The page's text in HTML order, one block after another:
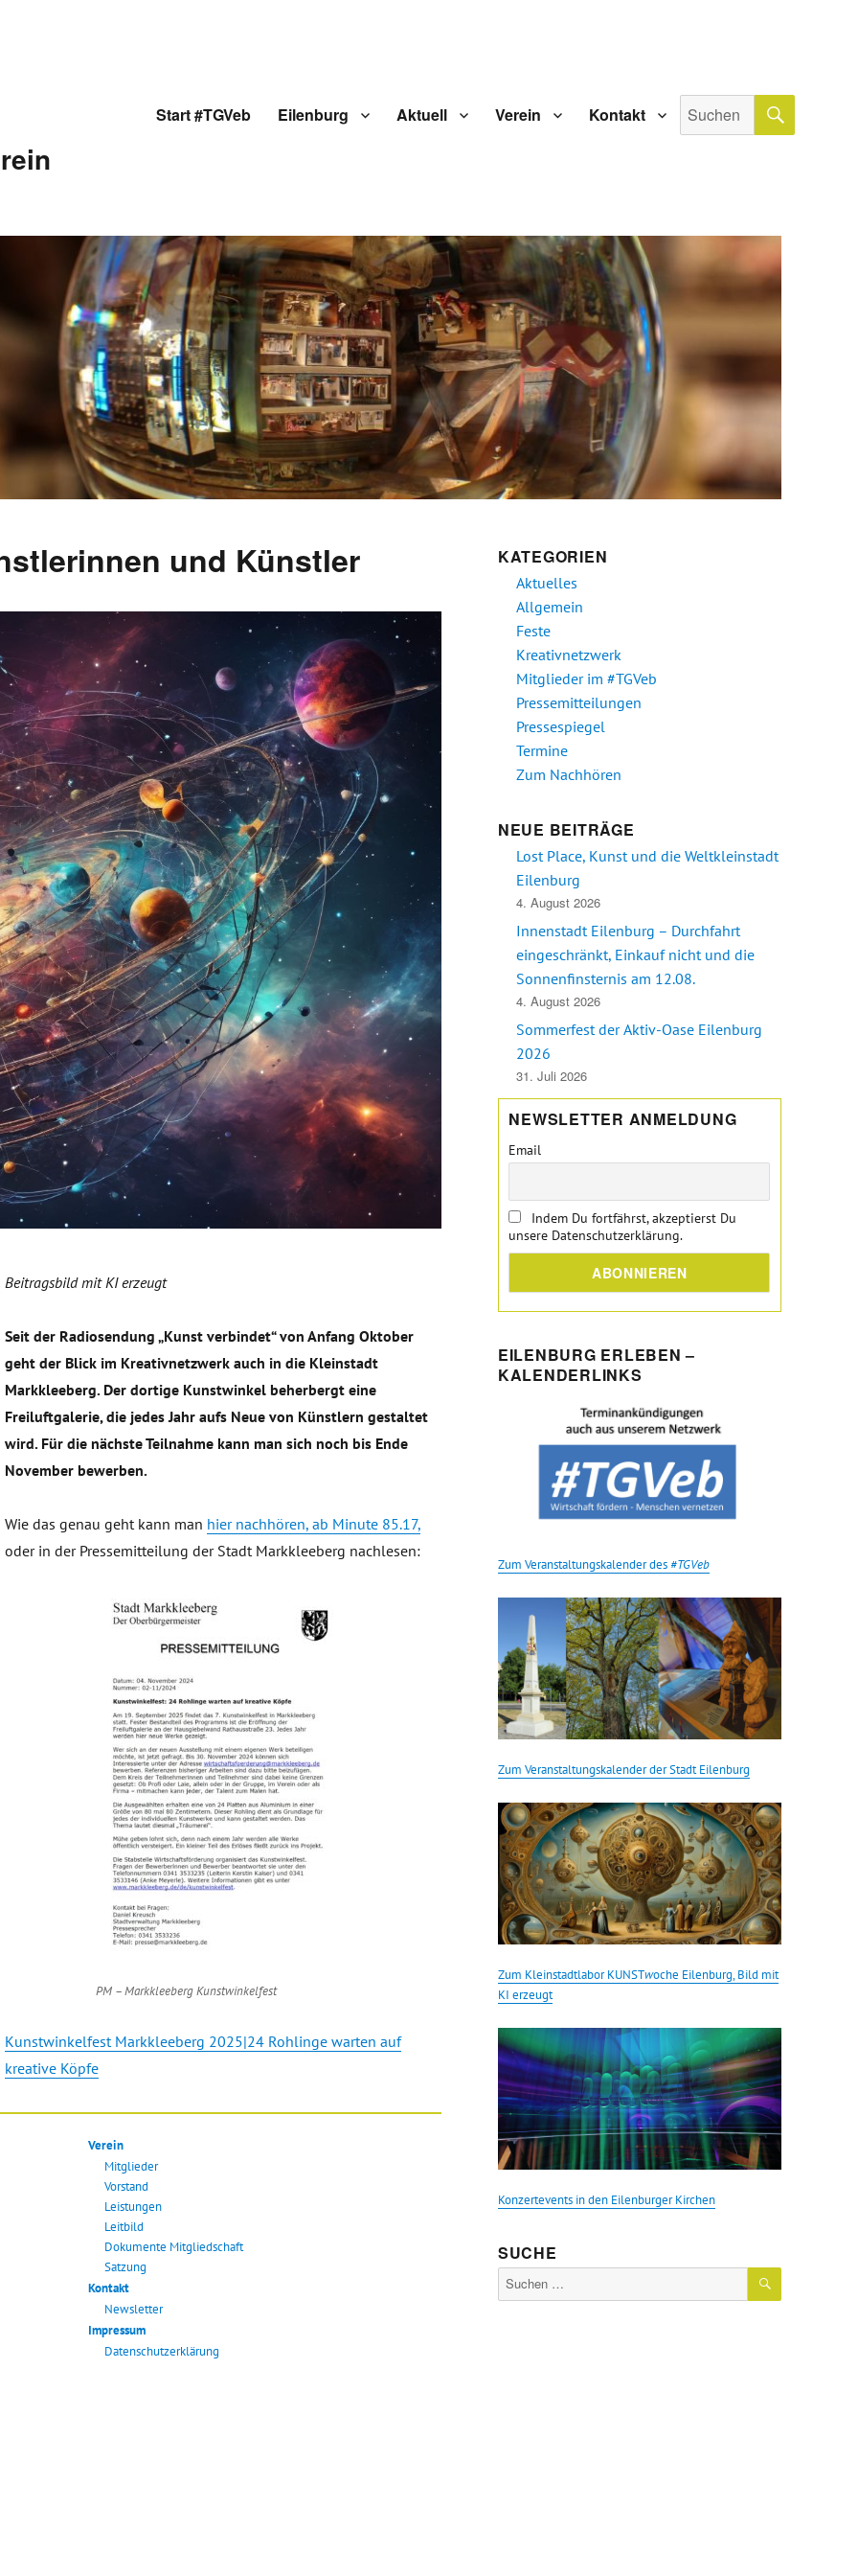
Start #TGVeb Eilenburg Aktuell Verein Kontakt
Suche
nach:
und Künstler
Beitragsbild mit KI erzeugt
Seit der Radiosendung „Kunst verbindet“ von Anfang Oktober
geht der Blick im Kreativnetzwerk auch in die Kleinstadt
Markkleeberg. Der dortige Kunstwinkel beherbergt eine
Freiluftgalerie, die jedes Jahr aufs Neue von Künstlern gestaltet
wird. Für die nächste Teilnahme kann man sich noch bis Ende
November bewerben.
Wie das genau geht kann man hier nachhören, ab Minute 85.17,
oder in der Pressemitteilung der Stadt Markkleeberg nachlesen:
PM – Markkleeberg Kunstwinkelfest
Kunstwinkelfest Markkleeberg 2025|24 Rohlinge warten auf
kreative Köpfe
Verein
Mitglieder
Vorstand
Leistungen
Leitbild
Dokumente Mitgliedschaft
Satzung
Kontakt
Newsletter
Impressum
Datenschutzerklärung
KATEGORIEN
Aktuelles
Allgemein
Feste
Kreativnetzwerk
Mitglieder im #TGVeb
Pressemitteilungen
Pressespiegel
Termine
Zum Nachhören
NEUE BEITRÄGE
Lost Place, Kunst und die Weltkleinstadt
Eilenburg
4. August 2026
Innenstadt Eilenburg – Durchfahrt
eingeschränkt, Einkauf nicht und die
Sonnenfinsternis am 12.08.
4. August 2026
Sommerfest der Aktiv-Oase Eilenburg
2026
31. Juli 2026
NEWSLETTER ANMELDUNG
Email
Indem Du fortfährst, akzeptierst Du
unsere Datenschutzerklärung.
EILENBURG ERLEBEN –
KALENDERLINKS
Zum Veranstaltungskalender des #TGVeb
Zum Veranstaltungskalender der Stadt Eilenburg
Zum Kleinstadtlabor KUNSTwoche Eilenburg, Bild mit
KI erzeugt
Konzertevents in den Eilenburger Kirchen
SUCHE
Suche
nach:
SUCHEN